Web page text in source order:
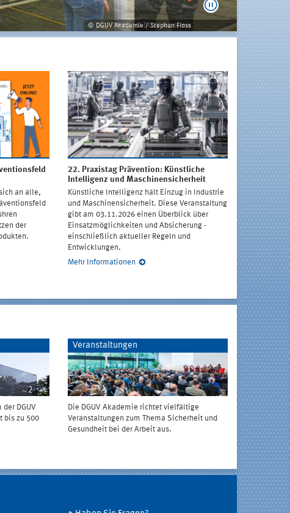
© DGUV Akademie / Stephan Floss
an alle,
der
22. Praxistag Prävention: Künstliche
Intelligenz und Maschinensicherheit
Künstliche Intelligenz hält Einzug in Industrie
und Maschinensicherheit. Diese Veranstaltung
gibt am 03.11.2026 einen Überblick über
Einsatzmöglichkeiten und Absicherung -
einschließlich aktueller Regeln und
Entwicklungen.
Mehr Informationen
DGUV
bis zu 500
Veranstaltungen
Die DGUV Akademie richtet vielfältige
Veranstaltungen zum Thema Sicherheit und
Gesundheit bei der Arbeit aus.